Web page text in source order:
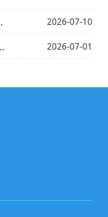
2026-07-10
2026-07-01